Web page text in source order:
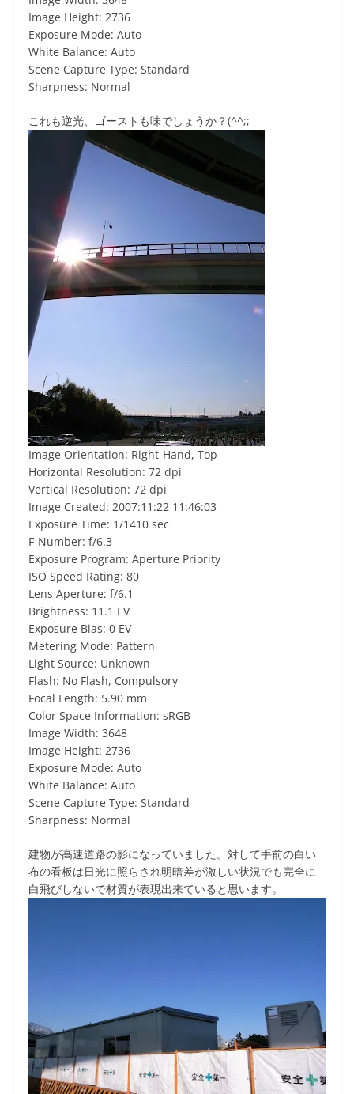
Image Height: 2736
Exposure Mode: Auto
White Balance: Auto
Scene Capture Type: Standard
Sharpness: Normal
これも逆光、ゴーストも味でしょうか？(^^;;
Image Orientation: Right-Hand, Top
Horizontal Resolution: 72 dpi
Vertical Resolution: 72 dpi
Image Created: 2007:11:22 11:46:03
Exposure Time: 1/1410 sec
F-Number: f/6.3
Exposure Program: Aperture Priority
ISO Speed Rating: 80
Lens Aperture: f/6.1
Brightness: 11.1 EV
Exposure Bias: 0 EV
Metering Mode: Pattern
Light Source: Unknown
Flash: No Flash, Compulsory
Focal Length: 5.90 mm
Color Space Information: sRGB
Image Width: 3648
Image Height: 2736
Exposure Mode: Auto
White Balance: Auto
Scene Capture Type: Standard
Sharpness: Normal
建物が高速道路の影になっていました。対して手前の白い
布の看板は日光に照らされ明暗差が激しい状況でも完全に
白飛びしないで材質が表現出来ていると思います。